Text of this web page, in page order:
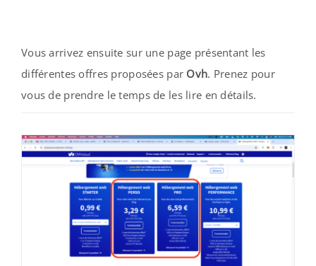
Vous arrivez ensuite sur une page présentant les
différentes offres proposées par Ovh. Prenez pour
vous de prendre le temps de les lire en détails.